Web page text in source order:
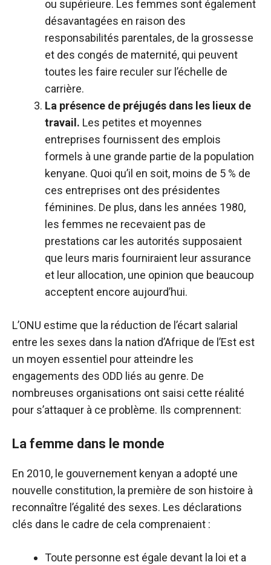
ou supérieure. Les femmes sont également
désavantagées en raison des
responsabilités parentales, de la grossesse
et des congés de maternité, qui peuvent
toutes les faire reculer sur l’échelle de
carrière.
La présence de préjugés dans les lieux de
travail. Les petites et moyennes
entreprises fournissent des emplois
formels à une grande partie de la population
kenyane. Quoi qu’il en soit, moins de 5 % de
ces entreprises ont des présidentes
féminines. De plus, dans les années 1980,
les femmes ne recevaient pas de
prestations car les autorités supposaient
que leurs maris fourniraient leur assurance
et leur allocation, une opinion que beaucoup
acceptent encore aujourd’hui.
L’ONU estime que la réduction de l’écart salarial
entre les sexes dans la nation d’Afrique de l’Est est
un moyen essentiel pour atteindre les
engagements des ODD liés au genre. De
nombreuses organisations ont saisi cette réalité
pour s’attaquer à ce problème. Ils comprennent:
La femme dans le monde
En 2010, le gouvernement kenyan a adopté une
nouvelle constitution, la première de son histoire à
reconnaître l’égalité des sexes. Les déclarations
clés dans le cadre de cela comprenaient :
Toute personne est égale devant la loi et a